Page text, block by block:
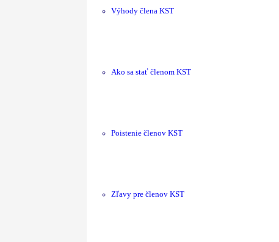
Výhody člena KST
Ako sa stať členom KST
Poistenie členov KST
Zľavy pre členov KST